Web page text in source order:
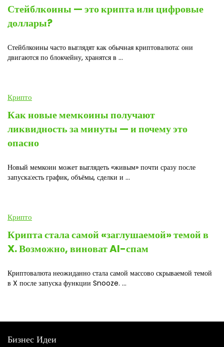
Стейблкоины — это крипта или цифровые
доллары?
Стейблкоины часто выглядят как обычная криптовалюта: они
двигаются по блокчейну, хранятся в ...
Крипто
Как новые мемкоины получают
ликвидность за минуты — и почему это
опасно
Новый мемкоин может выглядеть «живым» почти сразу после
запуска:есть график, объёмы, сделки и ...
Крипто
Крипта стала самой «заглушаемой» темой в
X. Возможно, виноват AI-спам
Криптовалюта неожиданно стала самой массово скрываемой темой
в X после запуска функции Snooze. ...
Бизнес Идеи